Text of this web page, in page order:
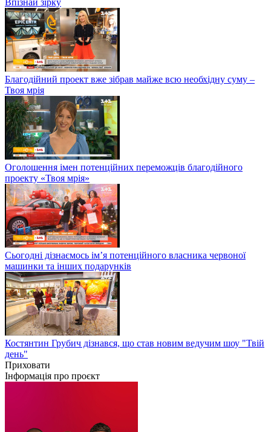
Благодійний проект вже зібрав майже всю необхідну суму –
Твоя мрія
Оголошення імен потенційних переможців благодійного
проекту «Твоя мрія»
Сьогодні дізнаємось ім’я потенційного власника червоної
машинки та інших подарунків
Костянтин Грубич дізнався, що став новим ведучим шоу "Твій
день"
Приховати
Інформація про проєкт